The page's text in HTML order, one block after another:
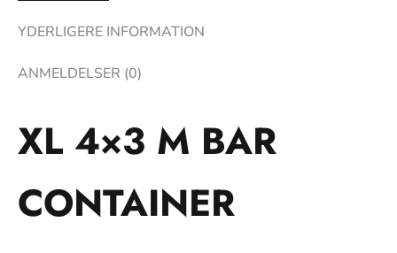
YDERLIGERE INFORMATION
ANMELDELSER (0)
XL 4×3 M BAR
CONTAINER